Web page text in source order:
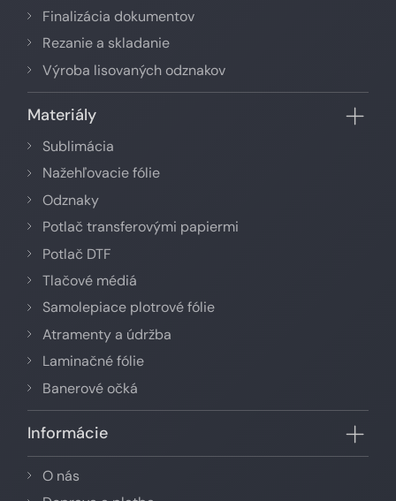
Finalizácia dokumentov
Rezanie a skladanie
Výroba lisovaných odznakov
Materiály
Sublimácia
Nažehľovacie fólie
Odznaky
Potlač transferovými papiermi
Potlač DTF
Tlačové médiá
Samolepiace plotrové fólie
Atramenty a údržba
Laminačné fólie
Banerové očká
Informácie
O nás